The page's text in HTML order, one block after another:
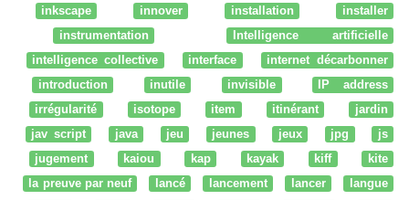
inkscape
innover installation
installer
instrumentation
Intelligence artificielle
intelligence collective
interface
internet décarbonner
introduction
inutile invisible
IP address
irrégularité
isotope item itinérant
jardin
jav script
java jeu jeunes jeux jpg
js
jugement
kaiou kap kayak kiff
kite
la preuve par neuf
lancé lancement lancer
langue